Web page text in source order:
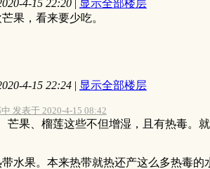
4-15 22:20 | 显示全部楼层
果，看来要少吃。
4-15 22:24 | 显示全部楼层
发表于 2020-4-15 08:42
芒果、榴莲这些不但增湿，且有热毒。
水果。本来热带就热还产这么多热毒的